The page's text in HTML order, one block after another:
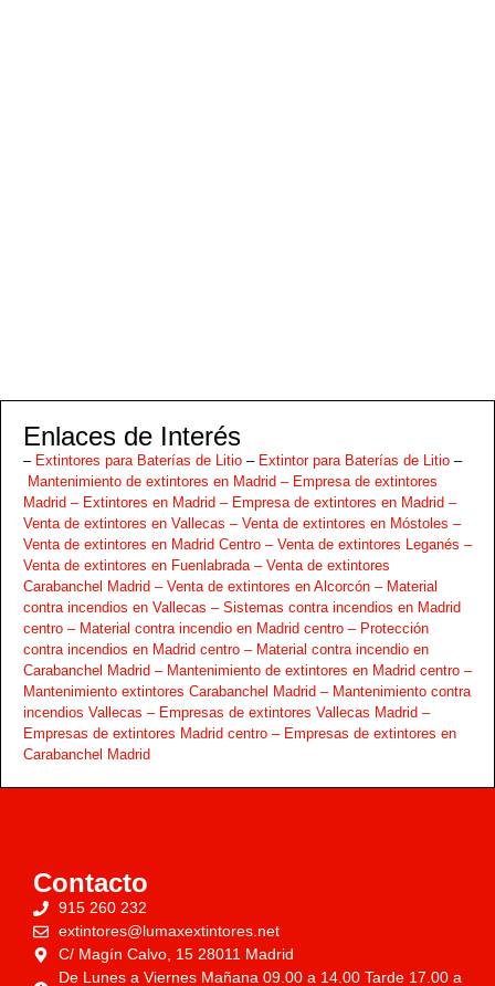
Enlaces de Interés
– Extintores para Baterías de Litio – Extintor para Baterías de Litio –
Mantenimiento de extintores en Madrid – Empresa de extintores
Madrid – Extintores en Madrid – Empresa de extintores en Madrid –
Venta de extintores en Vallecas – Venta de extintores en Móstoles –
Venta de extintores en Madrid Centro – Venta de extintores Leganés –
Venta de extintores en Fuenlabrada – Venta de extintores
Carabanchel Madrid – Venta de extintores en Alcorcón – Material
contra incendios en Vallecas – Sistemas contra incendios en Madrid
centro – Material contra incendio en Madrid centro – Protección
contra incendios en Madrid centro – Material contra incendio en
Carabanchel Madrid – Mantenimiento de extintores en Madrid centro –
Mantenimiento extintores Carabanchel Madrid – Mantenimiento contra
incendios Vallecas – Empresas de extintores Vallecas Madrid –
Empresas de extintores Madrid centro – Empresas de extintores en
Carabanchel Madrid
Contacto
915 260 232
extintores@lumaxextintores.net
C/ Magín Calvo, 15 28011 Madrid
De Lunes a Viernes Mañana 09.00 a 14.00 Tarde 17.00 a